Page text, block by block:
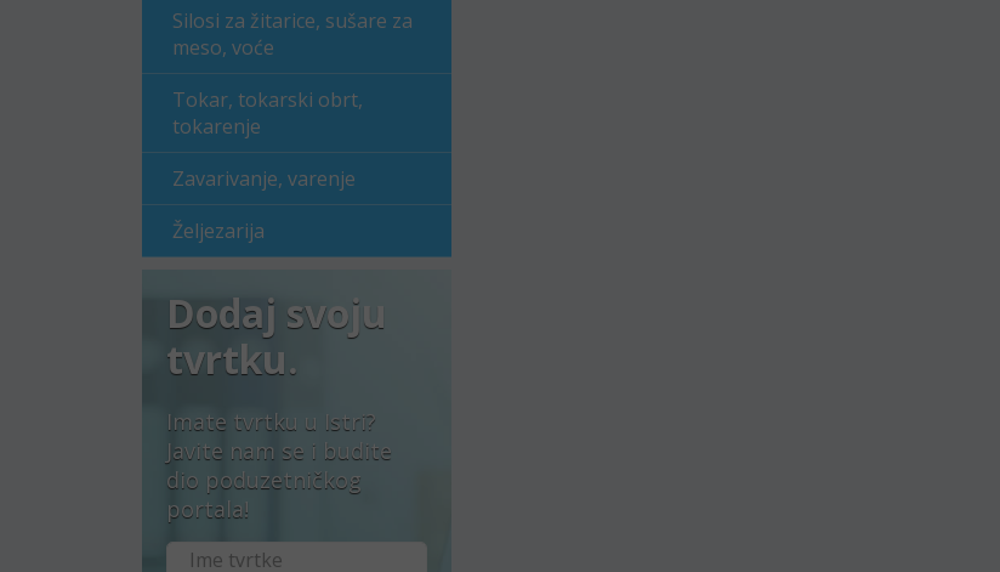
Silosi za žitarice, sušare za
meso, voće
Tokar, tokarski obrt,
tokarenje
Zavarivanje, varenje
Željezarija
Dodaj svoju
tvrtku.
Imate tvrtku u Istri?
Javite nam se i budite
dio poduzetničkog
portala!